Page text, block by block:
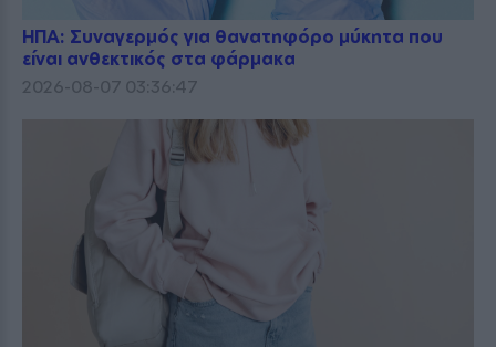
ΗΠΑ: Συναγερμός για θανατηφόρο μύκητα που
είναι ανθεκτικός στα φάρμακα
2026-08-07 03:36:47